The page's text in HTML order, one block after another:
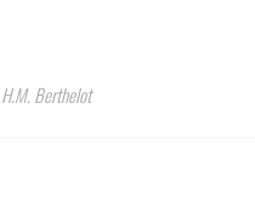
Berthelot